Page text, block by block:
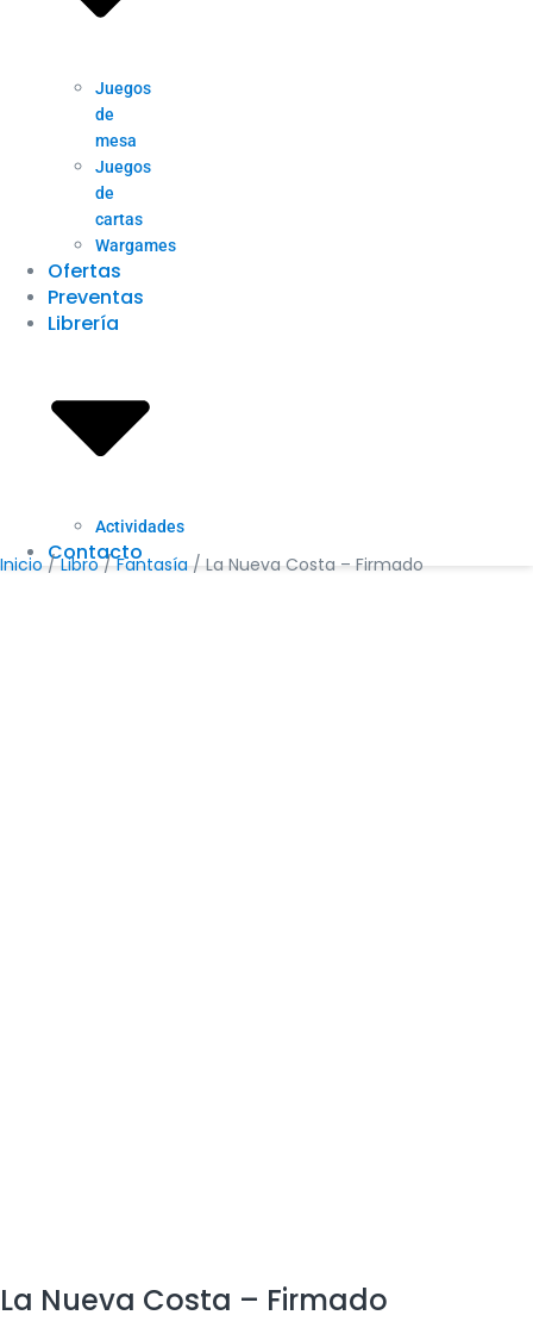
Juegos
de
mesa
Juegos
de
cartas
Wargames
Ofertas
Preventas
Librería
Actividades
Contacto
Inicio /Libro/Fantasía / La Nueva Costa – Firmado
La Nueva Costa – Firmado